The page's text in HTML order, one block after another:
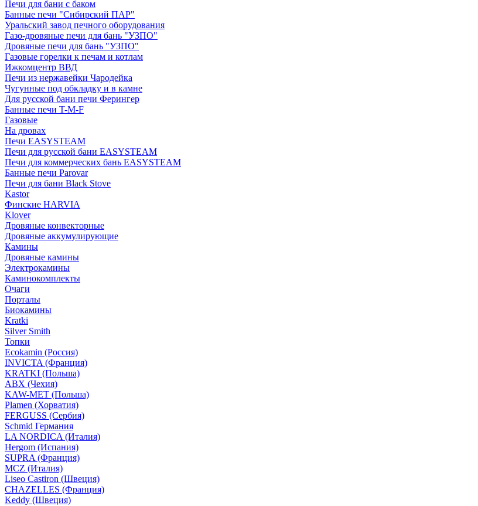
Печи для бани с баком
Банные печи "Сибирский ПАР"
Уральский завод печного оборудования
Газо-дровяные печи для бань "УЗПО"
Дровяные печи для бань "УЗПО"
Газовые горелки к печам и котлам
Ижкомцентр ВВД
Печи из нержавейки Чародейка
Чугунные под обкладку и в камне
Для русской бани печи Ферингер
Банные печи T-M-F
Газовые
На дровах
Печи EASYSTEAM
Печи для русской бани EASYSTEAM
Печи для коммерческих бань EASYSTEAM
Банные печи Parovar
Печи для бани Black Stove
Kastor
Финские HARVIA
Klover
Дровяные конвекторные
Дровяные аккумулирующие
Камины
Дровяные камины
Электрокамины
Каминокомплекты
Очаги
Порталы
Биокамины
Kratki
Silver Smith
Топки
Ecokamin (Россия)
INVICTA (Франция)
KRATKI (Польша)
ABX (Чехия)
KAW-MET (Польша)
Plamen (Хорватия)
FERGUSS (Сербия)
Schmid Германия
LA NORDICA (Италия)
Hergom (Испания)
SUPRA (Франция)
MCZ (Италия)
Liseo Castiron (Швеция)
CHAZELLES (Франция)
Keddy (Швеция)